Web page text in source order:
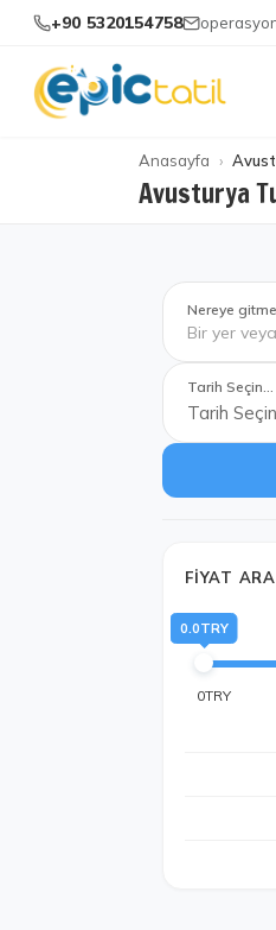
+90 5320154758
Anasayfa
Avusturya
Nereye
Tarih Seçin...
FIYAT
0TRY
0.0TRY